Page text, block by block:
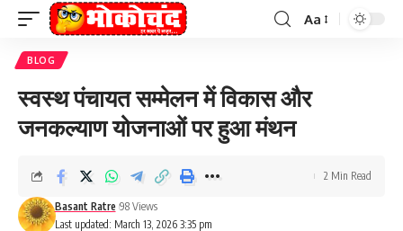
Font
Aa
BLOG
स्वस्थ पंचायत सम्मेलन में विकास और
जनकल्याण योजनाओं पर हुआ मंथन
Last updated: March 13, 2026 3:35 pm
Basant Ratre 98 Views
2 Min Read